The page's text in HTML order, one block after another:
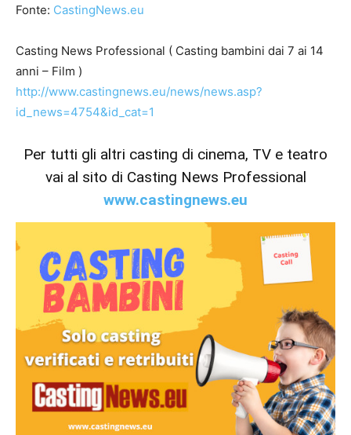
Fonte: CastingNews.eu
Casting News Professional ( Casting bambini dai 7 ai 14
anni – Film )
http://www.castingnews.eu/news/news.asp?
id_news=4754&id_cat=1
Per tutti gli altri casting di cinema, TV e teatro
vai al sito di Casting News Professional
www.castingnews.eu